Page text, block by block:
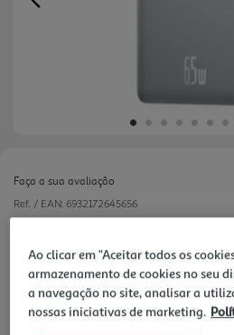
Previous
Faça a sua avaliação
Ref. / EAN: 6932172645656
89,99 €
Ao clicar em "Aceitar todos os
armazenamento de cookies no seu
a navegação no site, analisar a
nossas iniciativas de marketing.